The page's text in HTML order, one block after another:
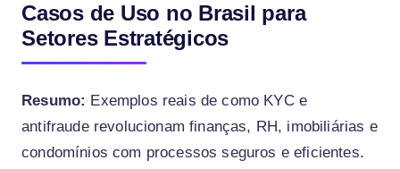
Casos de Uso no Brasil para
Setores Estratégicos
Resumo: Exemplos reais de como KYC e
antifraude revolucionam finanças, RH, imobiliárias e
condomínios com processos seguros e eficientes.